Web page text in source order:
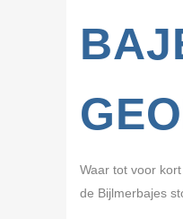
Waar tot voor
de Bijlmerbajes